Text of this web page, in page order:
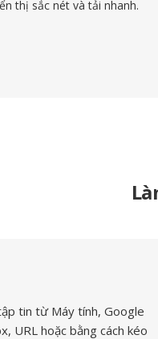
thị sắc nét và tải nhanh.
tin từ Máy tính, Google
URL hoặc bằng cách kéo